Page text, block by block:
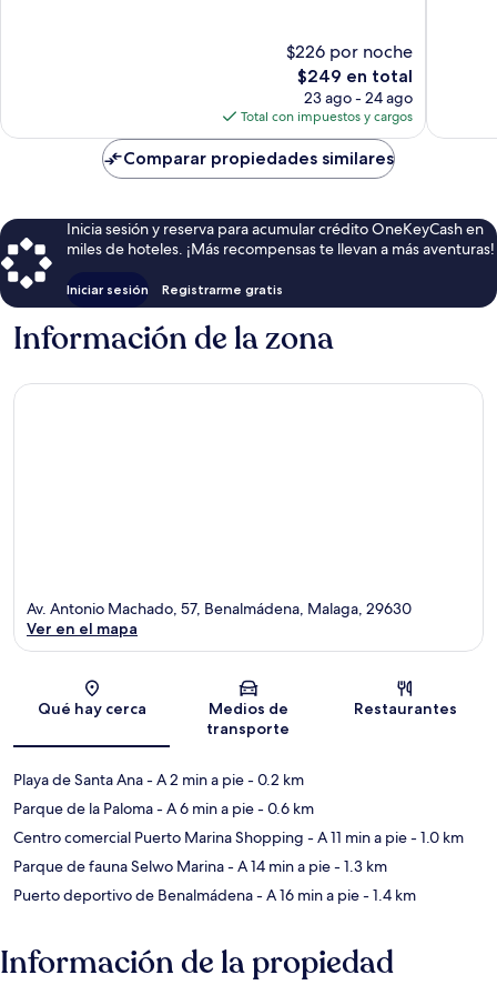
$226 por noche
El
precio
actual
es
de
$249
$249 en total
23 ago - 24 ago
Total con impuestos y cargos
Comparar propiedades similares
Inicia sesión y reserva para acumular crédito OneKeyCash en
miles de hoteles. ¡Más recompensas te llevan a más aventuras!
Iniciar sesión Registrarme gratis
Información de la zona
Sección del mapa
Av. Antonio Machado, 57, Benalmádena, Malaga, 29630
Ver en el mapa
Qué hay cerca
Medios de
transporte
Restaurantes
Playa de Santa Ana- A 2 min a pie- 0.2 km
Parque de la Paloma- A 6 min a pie- 0.6 km
Centro comercial Puerto Marina Shopping - A 11 min a pie- 1.0 km
Parque de fauna Selwo Marina- A 14 min a pie- 1.3 km
Puerto deportivo de Benalmádena- A 16 min a pie- 1.4 km
Información de la propiedad